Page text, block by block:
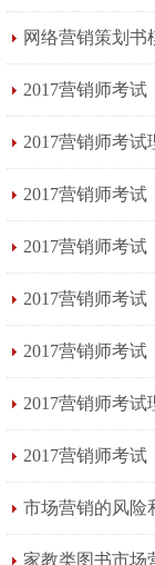
网络营销策划书
2017营销师考
2017营销师考试
2017营销师考
2017营销师考
2017营销师考
2017营销师考试
2017营销师考试
2017营销师考
市场营销的风险
家教类图书市场